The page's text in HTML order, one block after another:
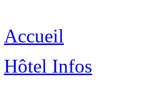
Accueil
Hôtel Infos